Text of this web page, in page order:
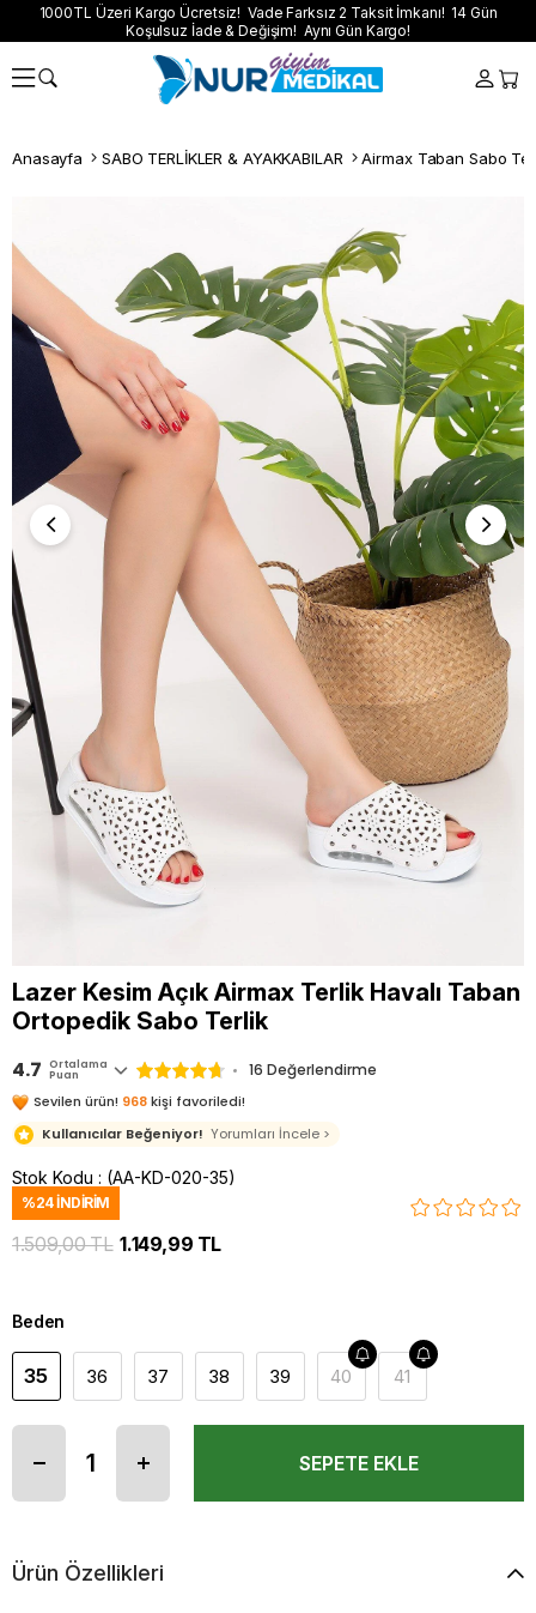
1000TL Üzeri Kargo Ücretsiz! Vade Farksız 2 Taksit İmkanı! 14 Gün
Koşulsuz İade & Değişim! Aynı Gün Kargo!
Anasayfa SABO TERLİKLER & AYAKKABILAR Airmax Taban Sabo
Lazer Kesim Açık Airmax Terlik Havalı Taban
Ortopedik Sabo Terlik
4.7 Ortalama
Puan 16 Değerlendirme
Sevilen ürün! 968kişi favoriledi!
Kullanıcılar Beğeniyor! Yorumları İncele >
Stok Kodu (AA-KD-020-35)
%24İNDIRIM
1.509,00 TL 1.149,99 TL
Beden
35 36 37 38 39 40 41
Ürün Özellikleri